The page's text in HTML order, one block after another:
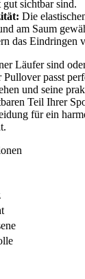
sichtbar sind.
Die
am Saum
das Eindringen
Läufer sind
Pullover passt
und seine
Teil Ihrer
für ein